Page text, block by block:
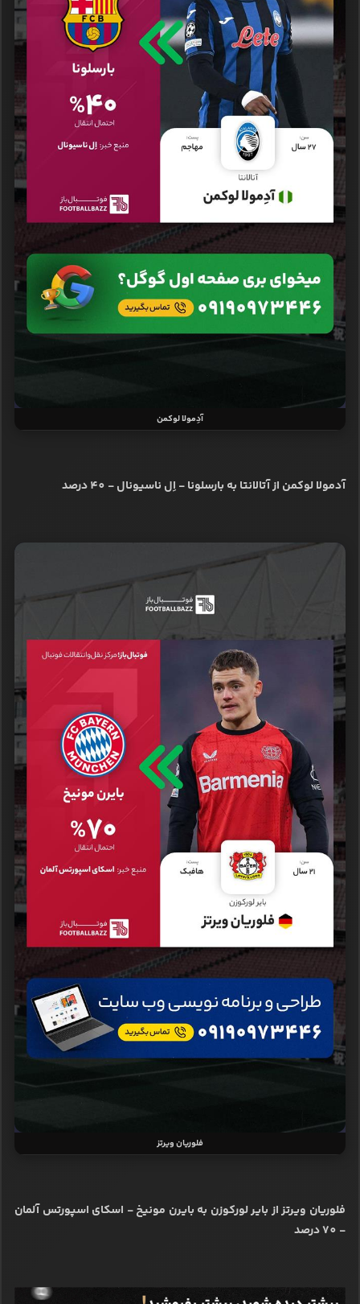
آدِمولا لوکمن
آدمولا لوکمن از آتالانتا به بارسلونا - اِل ناسیونال - 40 درصد
فلوریان ویرتز
فلوریان ویرتز از بایر لورکوزن به بایرن مونیخ - اسکای اسپورتس آلمان
- 70 درصد